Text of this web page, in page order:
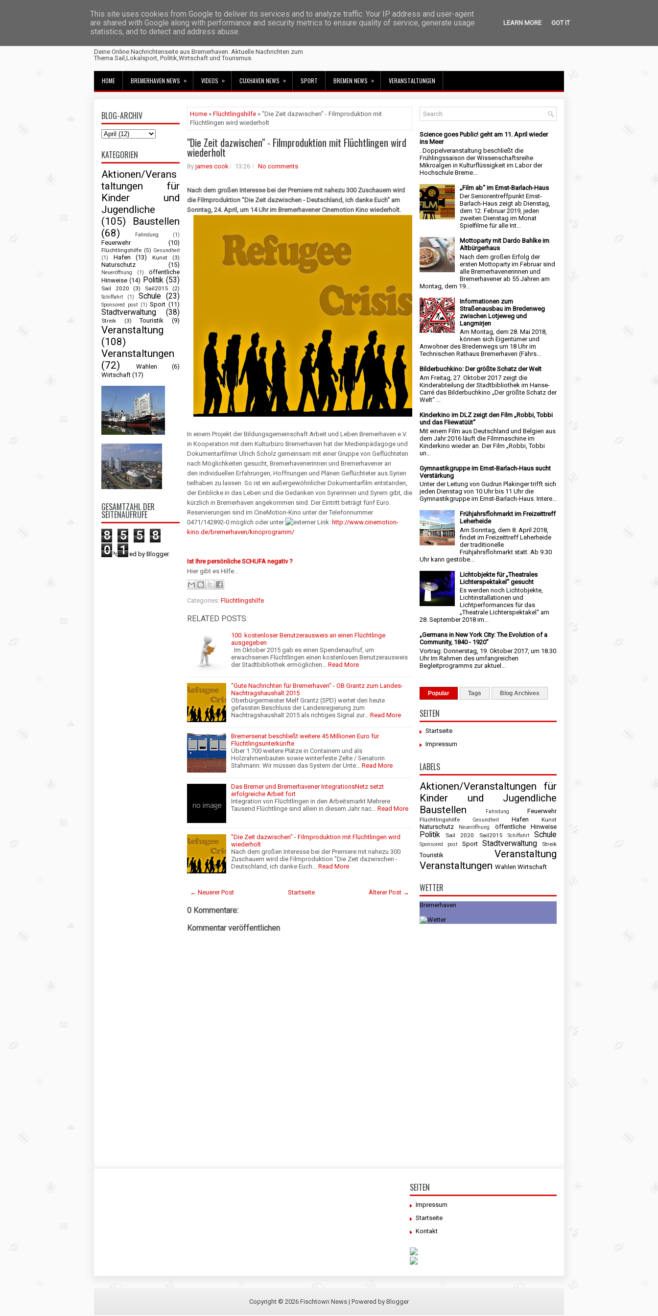
Fischtown News
Deine Online Nachrichtenseite aus Bremerhaven. Aktuelle Nachrichten zum
Thema Sail,Lokalsport, Politik,Wirtschaft und Tourismus.
HOME BREMERHAVEN NEWS » VIDEOS » CUXHAVEN NEWS » SPORT BREMEN NEWS » VERANSTALTUNGEN
BLOG-ARCHIV
KATEGORIEN
Aktionen/Verans
taltungen für
Kinder und
Jugendliche
(105)
Baustellen
(68)
Fahndung (1)
Feuerwehr (10)
Flüchtlingshilfe (5) Gesundheit
(1)
Hafen (13) Kunst (3)
Naturschutz (15)
Neueröffnung (1)
öffentliche
Hinweise (14) Politik (53)
Sail 2020 (3) Sail2015 (2)
Schiffahrt (1) Schule (23)
Sponsored post (1) Sport (11)
Stadtverwaltung (38)
Streik (3) Touristik (9)
Veranstaltung
(108)
Veranstaltungen
(72)
Wahlen
(6)
Wirtschaft (17)
GESAMTZAHL DER
SEITENAUFRUFE
8 5 5
8
0
1
Powered by Blogger.
Home » Flüchtlingshilfe » "Die Zeit dazwischen" - Filmproduktion mit
Flüchtlingen wird wiederholt
"Die Zeit dazwischen" - Filmproduktion mit Flüchtlingen wird
wiederholt
By james cook 13:26 No comments
Nach dem großen Interesse bei der Premiere mit nahezu 300 Zuschauern wird
die Filmproduktion "Die Zeit dazwischen - Deutschland, ich danke Euch" am
Sonntag, 24. April, um 14 Uhr im Bremerhavener Cinemotion Kino wiederholt.
In einem Projekt der Bildungsgemeinschaft Arbeit und Leben Bremerhaven e.V.
in Kooperation mit dem Kulturbüro Bremerhaven hat der Medienpädagoge und
Dokumentarfilmer Ulrich Scholz gemeinsam mit einer Gruppe von Geflüchteten
nach Möglichkeiten gesucht, Bremerhavenerinnen und Bremerhavener an
den individuellen Erfahrungen, Hoffnungen und Plänen Geflüchteter aus Syrien
teilhaben zu lassen. So ist ein außergewöhnlicher Dokumentarfilm entstanden,
der Einblicke in das Leben und die Gedanken von Syrerinnen und Syrern gibt, die
kürzlich in Bremerhaven angekommen sind. Der Eintritt beträgt fünf Euro.
Reservierungen sind im CineMotion-Kino unter der Telefonnummer
0471/142892-0 möglich oder unter
http://www.cinemotion-
kino.de/bremerhaven/kinoprogramm/
Ist Ihre persönliche SCHUFA negativ ?
Hier gibt es Hilfe...
Categories: Flüchtlingshilfe
RELATED POSTS:
100. kostenloser Benutzerausweis an einen Flüchtlinge
ausgegeben
Im Oktober 2015 gab es einen Spendenaufruf, um
erwachsenen Flüchtlingen einen kostenlosen Benutzerausweis
der Stadtbibliothek ermöglichen…
Read More
"Gute Nachrichten für Bremerhaven" - OB Grantz zum Landes-
Nachtragshaushalt 2015
Oberbürgermeister Melf Grantz (SPD) wertet den heute
gefassten Beschluss der Landesregierung zum
Nachtragshaushalt 2015 als richtiges Signal zur…
Read More
Bremersenat beschließt weitere 45 Millionen Euro für
Flüchtlingsunterkünfte
Über 1.700 weitere Plätze in Containern und als
Holzrahmenbauten sowie winterfeste Zelte / Senatorin
Stahmann: Wir müssen das System der Unte…
Read More
Das Bremer und Bremerhavener IntegrationsNetz setzt
erfolgreiche Arbeit fort
Integration von Flüchtlingen in den Arbeitsmarkt Mehrere
Tausend Flüchtlinge sind allein in diesem Jahr nac…
Read More
"Die Zeit dazwischen" - Filmproduktion mit Flüchtlingen wird
wiederholt
Nach dem großen Interesse bei der Premiere mit nahezu 300
Zuschauern wird die Filmproduktion "Die Zeit dazwischen -
Deutschland, ich danke Euch…
Read More
← Neuerer Post Älterer Post →
Startseite
0 Kommentare:
Kommentar veröffentlichen
Science goes Public! geht am 11. April wieder
ins Meer
. Doppelveranstaltung beschließt die
Frühlingssaison der Wissenschaftsreihe
Mikroalgen in Kulturflüssigkeit im Labor der
Hochschule Breme...
„Film ab“ im Ernst-Barlach-Haus
Der Seniorentreffpunkt Ernst-
Barlach-Haus zeigt ab Dienstag,
dem 12. Februar 2019, jeden
zweiten Dienstag im Monat
Spielfilme für alle Int...
Mottoparty mit Dardo Bahlke im
Altbürgerhaus
Nach dem großen Erfolg der
ersten Mottoparty im Februar sind
alle Bremerhavenerinnen und
Bremerhavener ab 55 Jahren am
Montag, dem 19...
Informationen zum
Straßenausbau im Bredenweg
zwischen Lotjeweg und
Langmirjen
Am Montag, dem 28. Mai 2018,
können sich Eigentümer und
Anwohner des Bredenwegs um 18 Uhr im
Technischen Rathaus Bremerhaven (Fährs...
Bilderbuchkino: Der größte Schatz der Welt
Am Freitag, 27. Oktober 2017 zeigt die
Kinderabteilung der Stadtbibliothek im Hanse-
Carré das Bilderbuchkino „Der größte Schatz der
Welt“ ...
Kinderkino im DLZ zeigt den Film „Robbi, Tobbi
und das Fliewatüüt“
Mit einem Film aus Deutschland und Belgien aus
dem Jahr 2016 läuft die Filmmaschine im
Kinderkino wieder an. Der Film „Robbi, Tobbi
un...
Gymnastikgruppe im Ernst-Barlach-Haus sucht
Verstärkung
Unter der Leitung von Gudrun Plakinger trifft sich
jeden Dienstag von 10 Uhr bis 11 Uhr die
Gymnastikgruppe im Ernst-Barlach-Haus. Intere...
Frühjahrsflohmarkt im Freizeittreff
Leherheide
Am Sonntag, dem 8. April 2018,
findet im Freizeittreff Leherheide
der traditionelle
Frühjahrsflohmarkt statt. Ab 9.30
Uhr kann gestöbe...
Lichtobjekte für „Theatrales
Lichterspektakel“ gesucht
Es werden noch Lichtobjekte,
Lichtinstallationen und
Lichtperformances für das
„Theatrale Lichterspektakel“ am
28. September 2018 im...
„Germans in New York City: The Evolution of a
Community, 1840 - 1920”
Vortrag: Donnerstag, 19. Oktober 2017, um 18.30
Uhr Im Rahmen des umfangreichen
Begleitprogramms zur aktuel...
Popular Tags Blog Archives
SEITEN
Startseite
Impressum
LABELS
Aktionen/Veranstaltungen für
Kinder und Jugendliche
Baustellen
Fahndung Feuerwehr
Flüchtlingshilfe Gesundheit Hafen Kunst
Naturschutz Neueröffnung öffentliche Hinweise
Politik Sail 2020 Sail2015 Schiffahrt Schule
Sponsored post Sport Stadtverwaltung Streik
Touristik
Veranstaltung
Veranstaltungen Wahlen Wirtschaft
WETTER
Bremerhaven
SEITEN
Impressum
Startseite
Kontakt
Copyright © 2026 Fischtown News | Powered by Blogger
This site uses cookies from Google to deliver its services and to analyze traffic. Your IP address and user-agent
are shared with Google along with performance and security metrics to ensure quality of service, generate usage
statistics, and to detect and address abuse.
LEARN MORE GOT IT